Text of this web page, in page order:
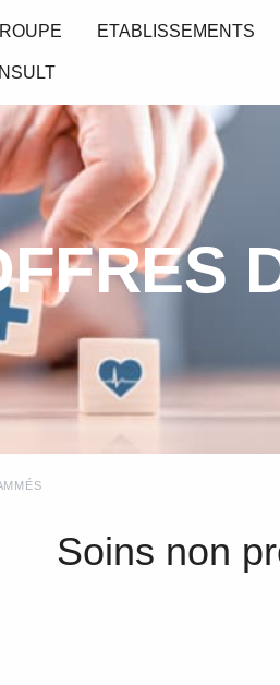
ETABLISSEMENTS
Soins non